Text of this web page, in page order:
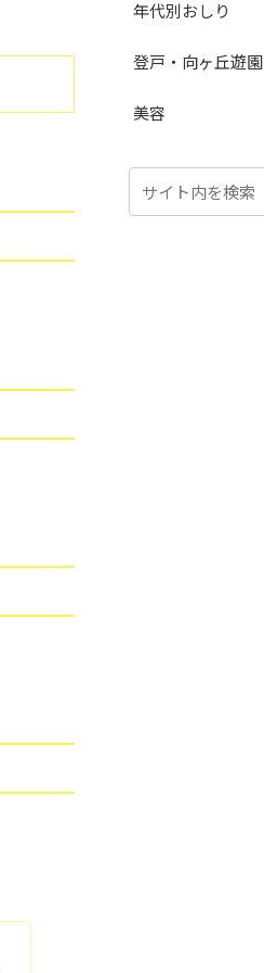
年代別おしり
登戸・向ヶ丘遊園
美容